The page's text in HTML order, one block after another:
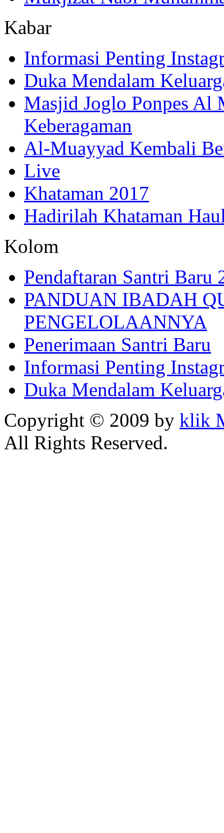
Kabar
Informasi Penting
Duka Mendalam
Masjid Joglo Ponpes Al
Keberagaman
Al-Muayyad Kembali
Live
Khataman 2017
Hadirilah Khataman
Kolom
Pendaftaran Santri Baru
PANDUAN IBADAH
PENGELOLAANNYA
Penerimaan Santri Baru
Informasi Penting
Duka Mendalam
Copyright © 2009 by klik
All Rights Reserved.